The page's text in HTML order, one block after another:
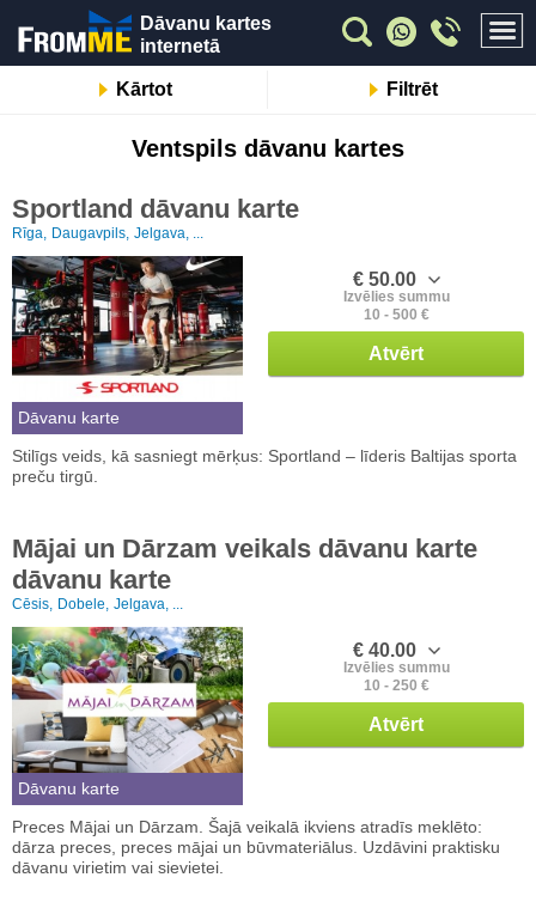
Dāvanu kartes
internetā
Kārtot Filtrēt
Ventspils dāvanu kartes
Sportland dāvanu karte
Rīga, Daugavpils, Jelgava, ...
Dāvanu karte
€ 50.00
Izvēlies summu
10 - 500 €
Atvērt
Stilīgs veids, kā sasniegt mērķus: Sportland – līderis Baltijas sporta
preču tirgū.
Mājai un Dārzam veikals dāvanu karte
dāvanu karte
Cēsis, Dobele, Jelgava, ...
Dāvanu karte
€ 40.00
Izvēlies summu
10 - 250 €
Atvērt
Preces Mājai un Dārzam. Šajā veikalā ikviens atradīs meklēto:
dārza preces, preces mājai un būvmateriālus. Uzdāvini praktisku
dāvanu virietim vai sievietei.